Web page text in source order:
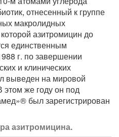
отнесенный к группе
макролидных
азитромицин до
единственным
г. по завершении
и клинических
выведен на мировой
же году он под
был зарегистрирован
азитромицина.